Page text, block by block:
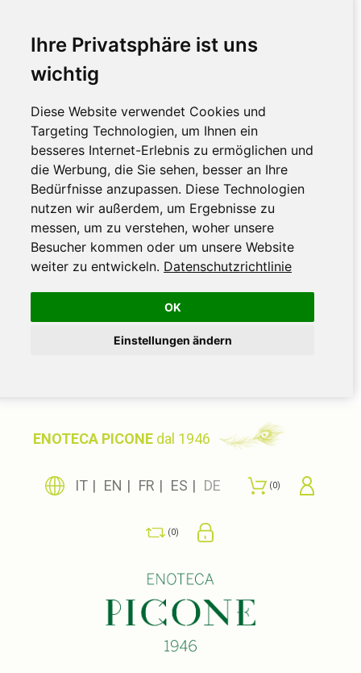
Ihre Privatsphäre ist uns
wichtig
Diese Website verwendet Cookies und
Targeting Technologien, um Ihnen ein
besseres Internet-Erlebnis zu ermöglichen und
die Werbung, die Sie sehen, besser an Ihre
Bedürfnisse anzupassen. Diese Technologien
nutzen wir außerdem, um Ergebnisse zu
messen, um zu verstehen, woher unsere
Besucher kommen oder um unsere Website
weiter zu entwickeln. Datenschutzrichtlinie
OK
Einstellungen ändern
ENOTECA PICONE dal 1946
IT EN FR ES DE 0
0